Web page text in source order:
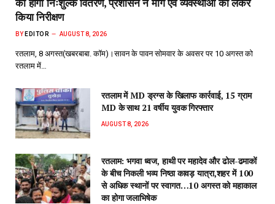
का होगा निःशुल्क वितरण, प्रशासन ने मार्ग एवं व्यवस्थाओं को लेकर
किया निरीक्षण
BY EDITOR AUGUST 8, 2026
रतलाम, 8 अगस्त(खबरबाबा. कॉम)।सावन के पावन सोमवार के अवसर पर 10 अगस्त को
रतलाम में…
रतलाम में MD ड्रग्स के खिलाफ कार्रवाई, 15 ग्राम
MD के साथ 21 वर्षीय युवक गिरफ्तार
AUGUST 8, 2026
रतलाम: भगवा ध्वज, हाथी पर महादेव और ढोल-ढमाकों
के बीच निकली भव्य निष्ठा कावड़ यात्रा,शहर में 100
से अधिक स्थानों पर स्वागत…10 अगस्त को महाकाल
का होगा जलाभिषेक